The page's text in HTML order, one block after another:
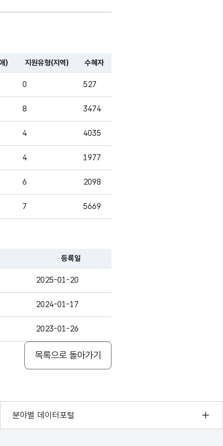
숫자형
(NUMERIC)
서
숫자형
숫자형
) 지원유형(지역) 수혜자
0 527
8 3474
4 4035
4 1977
6 2098
7 5669
등록일
2025-01-20
2024-01-17
2023-01-26
목록으로 돌아가기
분야별 데이터포털
기상자료개방포털
국토교통부 공간정보오픈플랫폼